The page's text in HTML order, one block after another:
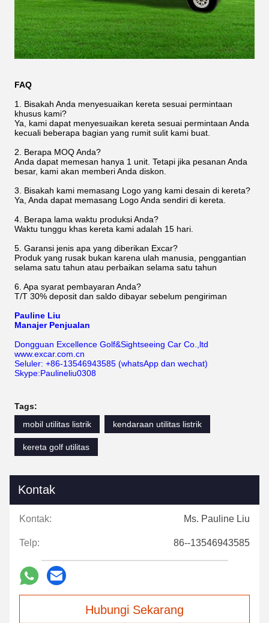
FAQ
1. Bisakah Anda menyesuaikan kereta sesuai permintaan
khusus kami?
Ya, kami dapat menyesuaikan kereta sesuai permintaan Anda
kecuali beberapa bagian yang rumit sulit kami buat.
2. Berapa MOQ Anda?
Anda dapat memesan hanya 1 unit. Tetapi jika pesanan Anda
besar, kami akan memberi Anda diskon.
3. Bisakah kami memasang Logo yang kami desain di kereta?
Ya, Anda dapat memasang Logo Anda sendiri di kereta.
4. Berapa lama waktu produksi Anda?
Waktu tunggu khas kereta kami adalah 15 hari.
5. Garansi jenis apa yang diberikan Excar?
Produk yang rusak bukan karena ulah manusia, penggantian
selama satu tahun atau perbaikan selama satu tahun
6. Apa syarat pembayaran Anda?
T/T 30% deposit dan saldo dibayar sebelum pengiriman
Pauline Liu
Manajer Penjualan
Dongguan Excellence Golf&Sightseeing Car Co.,ltd
www.excar.com.cn
Seluler: +86-13546943585 (whatsApp dan wechat)
Skype:Paulineliu0308
Tags:
mobil utilitas listrik
kendaraan utilitas listrik
kereta golf utilitas
Kontak
Kontak: Ms. Pauline Liu
Telp: 86--13546943585
Hubungi Sekarang